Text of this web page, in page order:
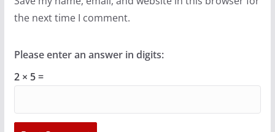
the next time I comment.
Please enter an answer in digits:
2 × 5 =